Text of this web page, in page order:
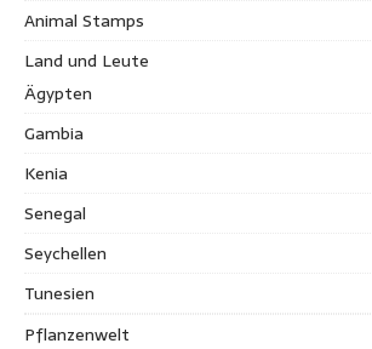
Animal Stamps
Land und Leute
Ägypten
Gambia
Kenia
Senegal
Seychellen
Tunesien
Pflanzenwelt